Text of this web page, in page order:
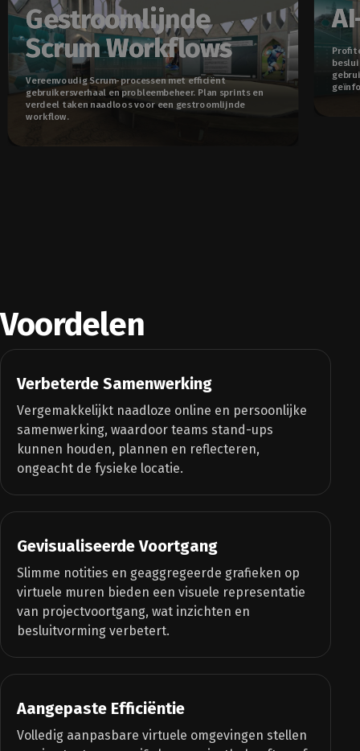
Gestroomlijnde
Scrum Workflows
Vereenvoudig Scrum-processen met efficiënt
gebruikersverhaal en probleembeheer. Plan sprints en
verdeel taken naadloos voor een gestroomlijnde
workflow.
Voordelen
Verbeterde Samenwerking
Vergemakkelijkt naadloze online en persoonlijke
samenwerking, waardoor teams stand-ups
kunnen houden, plannen en reflecteren,
ongeacht de fysieke locatie.
Gevisualiseerde Voortgang
Slimme notities en geaggregeerde grafieken op
virtuele muren bieden een visuele representatie
van projectvoortgang, wat inzichten en
besluitvorming verbetert.
Aangepaste Efficiëntie
Volledig aanpasbare virtuele omgevingen stellen